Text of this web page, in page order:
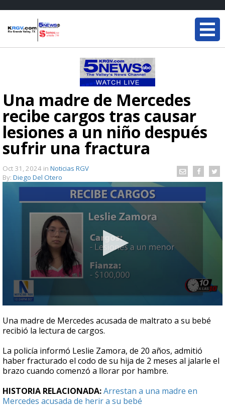
Una madre de Mercedes
recibe cargos tras causar
lesiones a un niño después
sufrir una fractura
Oct 31, 2024 in Noticias RGV
By: Diego Del Otero
seconds
of
29
Una madre de Mercedes acusada de maltrato a su bebé
recibió la lectura de cargos.
La policía informó Leslie Zamora, de 20 años, admitió
haber fracturado el codo de su hija de 2 meses al jalarle el
brazo cuando comenzó a llorar por hambre.
HISTORIA RELACIONADA:Arrestan a una madre en
Mercedes acusada de herir a su bebé